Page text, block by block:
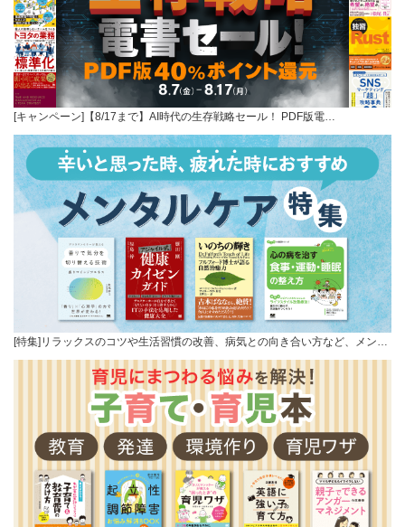
[キャンペーン]【8/17まで】AI時代の生存戦略セール！ PDF版電…
[特集]リラックスのコツや生活習慣の改善、病気との向き合い方など、メン…